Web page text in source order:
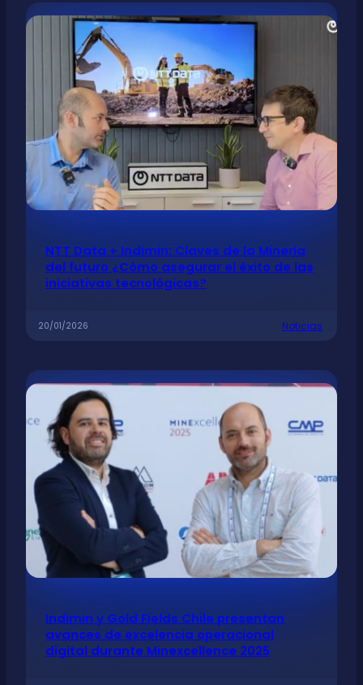
NTT Data + Indimin: Claves de la Minería
del futuro ¿Cómo asegurar el éxito de las
iniciativas tecnológicas?
20/01/2026 Noticias
Indimin y Gold Fields Chile presentan
avances de excelencia operacional
digital durante Minexcellence 2025